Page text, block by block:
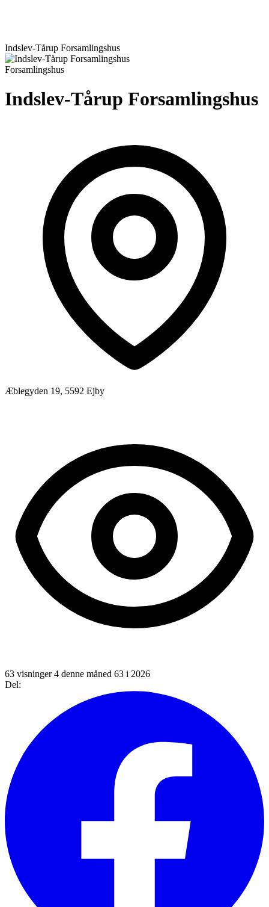
Indslev-Tårup Forsamlingshus
Forsamlingshus
Indslev-Tårup Forsamlingshus
Æblegyden 19, 5592 Ejby
63 visninger4 denne måned 63 i 2026
Del: